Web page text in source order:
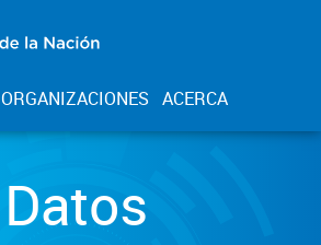
ORGANIZACIONES ACERCA
Datos